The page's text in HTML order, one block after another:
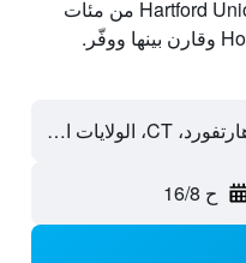
ابحث عن فنادق بجانب Hartford Union Station من مئات
Hartford Union Station - هارتفورد، CT، الولايات المتحدة الأميريكية
ح 16/8